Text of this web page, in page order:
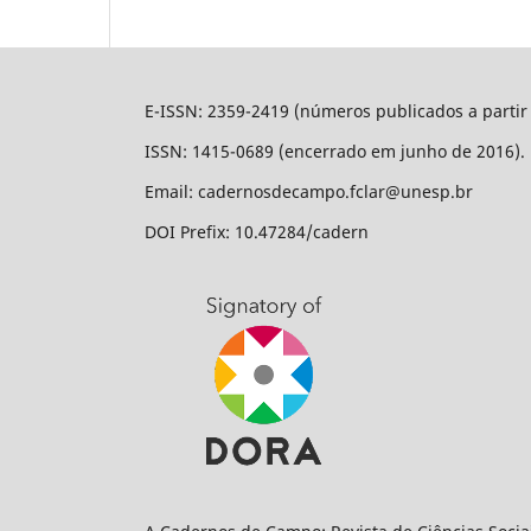
E-ISSN: 2359-2419 (números publicados a
ISSN: 1415-0689 (encerrado em junho de 2016).
Email: cadernosdecampo.fclar@unesp.br
DOI Prefix: 10.47284/cadern